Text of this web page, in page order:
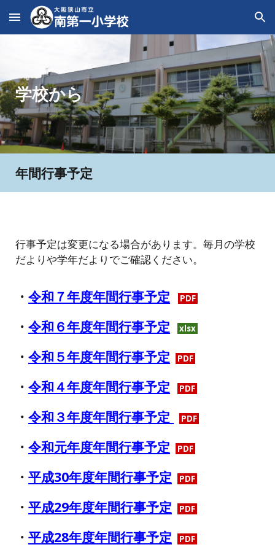
Skip to main content Skip to navigation
学校から
年間行事予定
行事予定は変更になる場合があります。毎月の学校
だよりや学年だよりでご確認ください。
・令和７年度年間行事予定 PDF
・令和６年度年間行事予定 xlsx
・令和５年度年間行事予定 PDF
・令和４年度年間行事予定 PDF
・令和３年度年間行事予定 PDF
・令和元年度年間行事予定 PDF
・平成30年度年間行事予定 PDF
・平成29年度年間行事予定 PDF
・平成28年度年間行事予定 PDF